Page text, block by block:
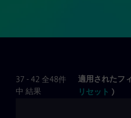
37 - 42 全48件
中 結果
適用されたフ
リセット )